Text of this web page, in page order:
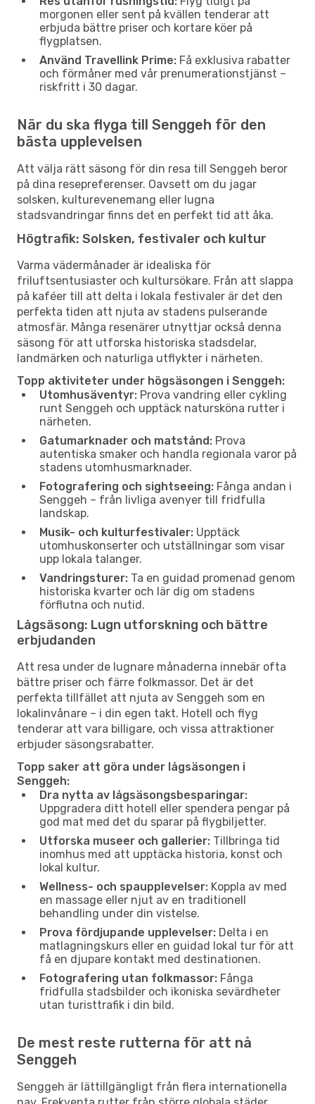
morgonen eller sent på kvällen tenderar att
erbjuda bättre priser och kortare köer på
flygplatsen.
Använd Travellink Prime: Få exklusiva rabatter
och förmåner med vår prenumerationstjänst –
riskfritt i 30 dagar.
När du ska flyga till Senggeh för den
bästa upplevelsen
Att välja rätt säsong för din resa till Senggeh beror
på dina resepreferenser. Oavsett om du jagar
solsken, kulturevenemang eller lugna
stadsvandringar finns det en perfekt tid att åka.
Högtrafik: Solsken, festivaler och kultur
Varma vädermånader är idealiska för
friluftsentusiaster och kultursökare. Från att slappa
på kaféer till att delta i lokala festivaler är det den
perfekta tiden att njuta av stadens pulserande
atmosfär. Många resenärer utnyttjar också denna
säsong för att utforska historiska stadsdelar,
landmärken och naturliga utflykter i närheten.
Topp aktiviteter under högsäsongen i Senggeh:
Utomhusäventyr: Prova vandring eller cykling
runt Senggeh och upptäck natursköna rutter i
närheten.
Gatumarknader och matstånd: Prova
autentiska smaker och handla regionala varor på
stadens utomhusmarknader.
Fotografering och sightseeing: Fånga andan i
Senggeh – från livliga avenyer till fridfulla
landskap.
Musik- och kulturfestivaler: Upptäck
utomhuskonserter och utställningar som visar
upp lokala talanger.
Vandringsturer: Ta en guidad promenad genom
historiska kvarter och lär dig om stadens
förflutna och nutid.
Lågsäsong: Lugn utforskning och bättre
erbjudanden
Att resa under de lugnare månaderna innebär ofta
bättre priser och färre folkmassor. Det är det
perfekta tillfället att njuta av Senggeh som en
lokalinvånare – i din egen takt. Hotell och flyg
tenderar att vara billigare, och vissa attraktioner
erbjuder säsongsrabatter.
Topp saker att göra under lågsäsongen i
Senggeh:
Dra nytta av lågsäsongsbesparingar:
Uppgradera ditt hotell eller spendera pengar på
god mat med det du sparar på flygbiljetter.
Utforska museer och gallerier: Tillbringa tid
inomhus med att upptäcka historia, konst och
lokal kultur.
Wellness- och spaupplevelser: Koppla av med
en massage eller njut av en traditionell
behandling under din vistelse.
Prova fördjupande upplevelser: Delta i en
matlagningskurs eller en guidad lokal tur för att
få en djupare kontakt med destinationen.
Fotografering utan folkmassor: Fånga
fridfulla stadsbilder och ikoniska sevärdheter
utan turisttrafik i din bild.
De mest reste rutterna för att nå
Senggeh
Senggeh är lättillgängligt från flera internationella